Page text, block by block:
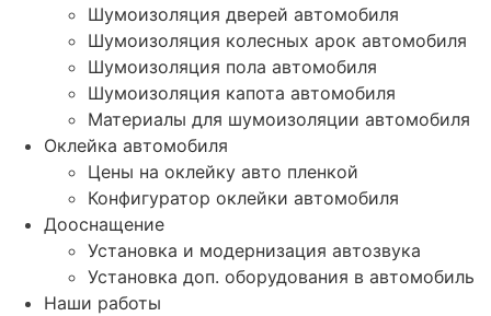
Шумоизоляция дверей автомобиля
Шумоизоляция колесных арок автомобиля
Шумоизоляция пола автомобиля
Шумоизоляция капота автомобиля
Материалы для шумоизоляции автомобиля
Оклейка автомобиля
Цены на оклейку авто пленкой
Конфигуратор оклейки автомобиля
Дооснащение
Установка и модернизация автозвука
Установка доп. оборудования в автомобиль
Наши работы